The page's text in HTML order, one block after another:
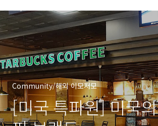
Community/해외 이모저모
[미국 특파원] 미국